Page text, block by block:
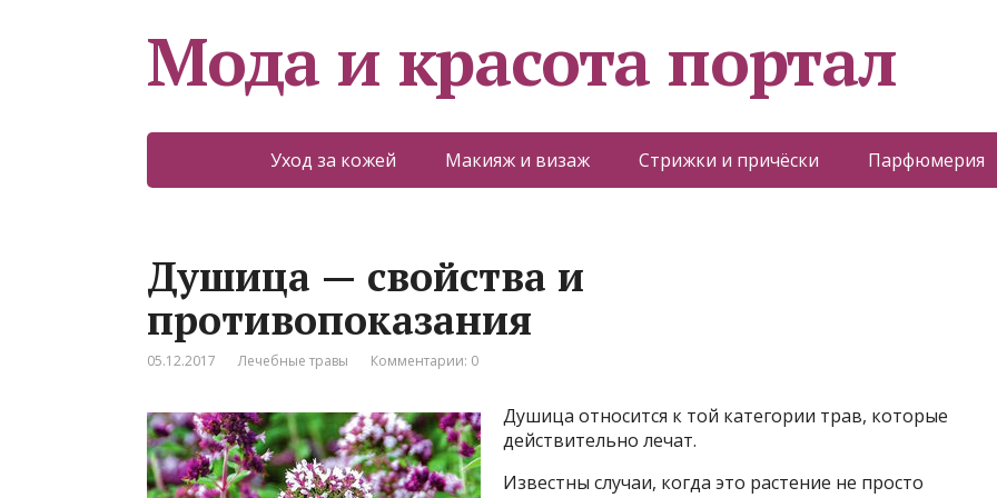
Мода и красота портал
Уход за кожей Макияж и визаж Стрижки и причёски Парфюмерия
Душица — свойства и
противопоказания
05.12.2017 Лечебные травы Комментарии: 0
Душица относится к той категории трав, которые
действительно лечат.
Известны случаи, когда это растение не просто